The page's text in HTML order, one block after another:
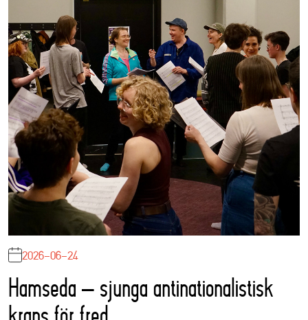
2026-06-24
Hamseda – sjunga antinationalistisk